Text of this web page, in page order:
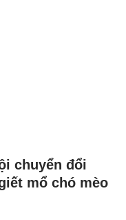
chuyển đổi
mổ chó mèo